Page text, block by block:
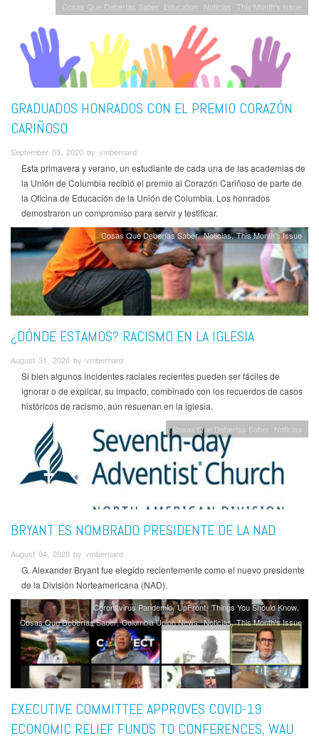
Cosas Que Deberías Saber Education Noticias This Month's Issue
GRADUADOS HONRADOS CON EL PREMIO CORAZÓN
CARIÑOSO
September 03, 2020 by vmbernard
Esta primavera y verano, un estudiante de cada una de las academias de
la Unión de Columbia recibió el premio al Corazón Cariñoso de parte de
la Oficina de Educación de la Unión de Columbia. Los honrados
demostraron un compromiso para servir y testificar.
Cosas Que Deberías Saber Noticias This Month's Issue
¿DÓNDE ESTAMOS? RACISMO EN LA IGLESIA
August 31, 2020 by vmbernard
Si bien algunos incidentes raciales recientes pueden ser fáciles de
ignorar o de explicar, su impacto, combinado con los recuerdos de casos
históricos de racismo, aún resuenan en la iglesia.
Cosas Que Deberías Saber Noticias
BRYANT ES NOMBRADO PRESIDENTE DE LA NAD
August 04, 2020 by vmbernard
G. Alexander Bryant fue elegido recientemente como el nuevo presidente
de la División Norteamericana (NAD).
Coronavirus Pandemic UpFront Things You Should Know
Cosas Que Deberías Saber Columbia Union News Noticias This Month's Issue
EXECUTIVE COMMITTEE APPROVES COVID-19
ECONOMIC RELIEF FUNDS TO CONFERENCES, WAU